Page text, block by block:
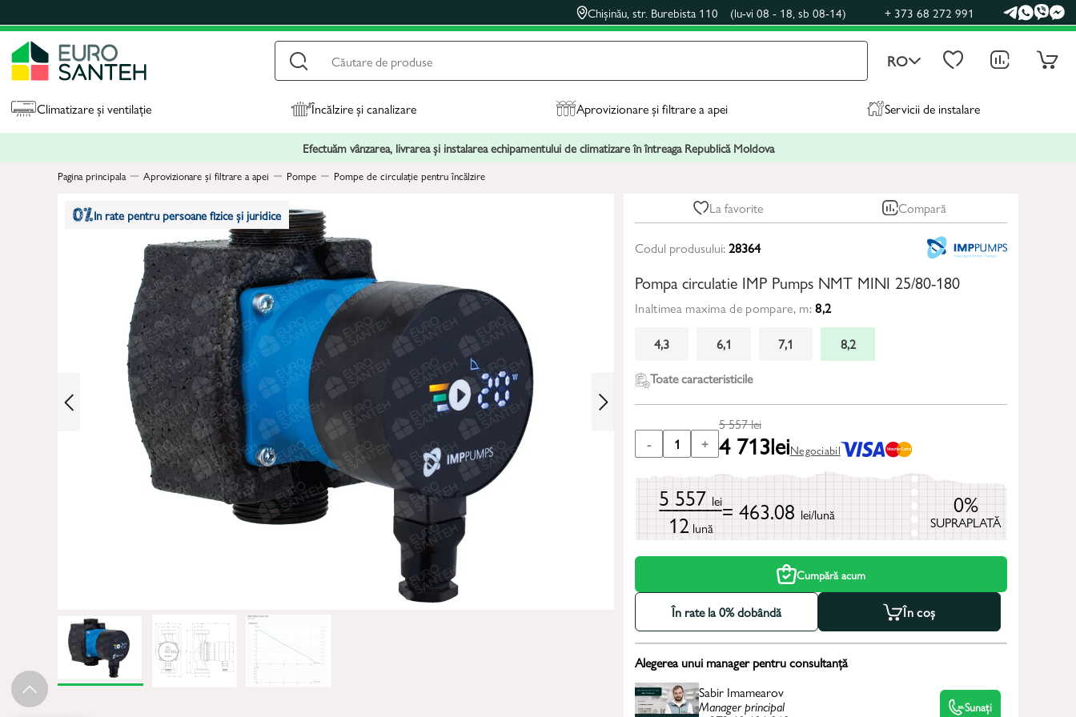
Chișinău, str. Burebista 110 (lu-vi 08 - 18, sb 08-14) + 373 68 272 991
RO
Climatizare și ventilație Încălzire și canalizare Aprovizionare și filtrare a apei Servicii de instalare
Efectuăm vânzarea, livrarea și instalarea echipamentului de climatizare în întreaga Republică Moldova
Pagina principala Aprovizionare și filtrare a apei Pompe Pompe de circulație pentru încălzire
In rate pentru persoane fizice și juridice La favorite Compară
Codul produsului:28364
Pompa circulatie IMP Pumps NMT MINI 25/80-180
Inaltimea maxima de pompare, m:8,2
4,3
6,1 7,1
8,2
Toate caracteristicile
- 1 +
5 557lei
4 713leiNegociabil
5 557 lei
12 lună
= 463.08 lei/lună 0%
SUPRAPLATĂ
Cumpără acum
În rate la 0% dobândă În coș
Alegerea unui manager pentru consultanță
Sabir Imamearov
Manager principal Sunați